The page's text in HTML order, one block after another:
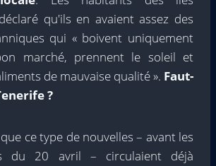
qu'ils en avaient assez des
qui « boivent uniquement
marché, prennent le soleil et
de mauvaise qualité ». Faut-
?
ce type de nouvelles – avant les
du 20 avril – circulaient déjà